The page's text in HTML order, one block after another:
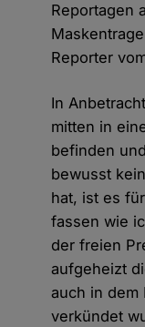
Reportagen
Reporter
In
mitten in
befinden
bewusst
hat, ist es
fassen wie
der freien
aufgeheizt
auch in dem
verkündet